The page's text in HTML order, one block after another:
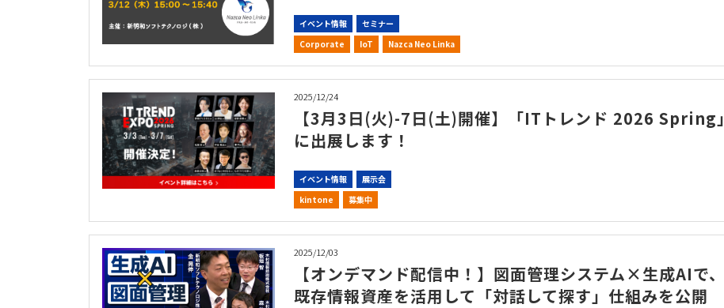
イベント情報
セミナー
Corporate
IoT Nazca Neo Linka
2025/12/24
【3月3日(火)-7日(土)開催】「ITトレンド 2026 Spring」
に出展します！
イベント情報
展示会
kintone
募集中
2025/12/03
【オンデマンド配信中！】図面管理システム×生成AIで、
既存情報資産を活用して「対話して探す」仕組みを公開